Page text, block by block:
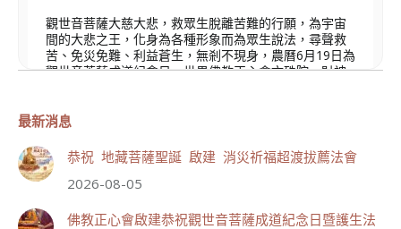
觀世音菩薩大慈大悲，救眾生脫離苦難的行願，為宇宙
間的大悲之王，化身為各種形象而為眾生說法，尋聲救
苦、免災免難、利益蒼生，無剎不現身，農曆6月19日為
觀世音菩薩成道紀念日，世界佛教正心會文殊院、財神
110 32 則留言
最新消息
恭祝 地藏菩薩聖誕 啟建 消災祈福超渡拔薦法會
2026-08-05
佛教正心會啟建恭祝觀世音菩薩成道紀念日暨護生法